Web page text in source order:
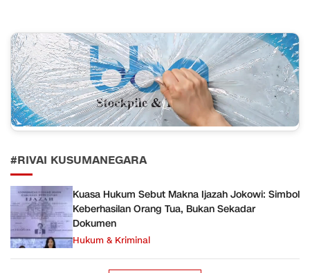
#RIVAI KUSUMANEGARA
Kuasa Hukum Sebut Makna Ijazah Jokowi: Simbol
Keberhasilan Orang Tua, Bukan Sekadar
Dokumen
Hukum & Kriminal